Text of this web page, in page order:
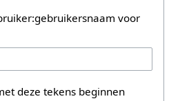
voor
deze tekens beginnen